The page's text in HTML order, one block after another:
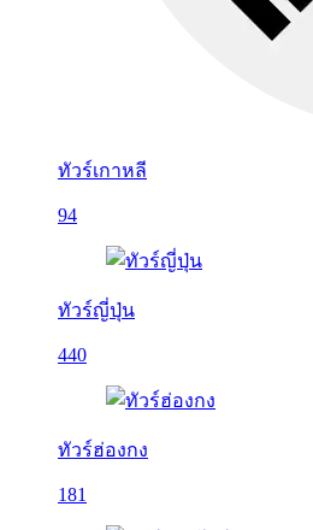
ทัวร์เกาหลี
94
ทัวร์ญี่ปุ่น
440
ทัวร์ฮ่องกง
181